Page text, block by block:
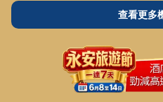
查看更多